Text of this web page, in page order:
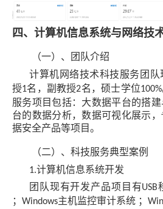
四、计算机信息系统与网络技
（一）、团队介绍
计算机网络技术科技服务团队
授1名，副教授2名，硕士学位100%
服务项目包括：大数据平台的搭建
台的数据分析，数据可视化展示 ，
据安全产品等项目。
（二）、科技服务典型案例
1.计算机信息系统开发
团队现有开发产品项目有USB
； Windows主机监控审计系统 ；